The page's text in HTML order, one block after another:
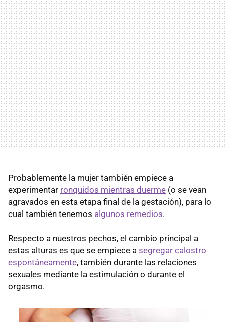
Probablemente la mujer también empiece a
experimentar ronquidos mientras duerme (o se vean
agravados en esta etapa final de la gestación), para lo
cual también tenemos algunos remedios.
Respecto a nuestros pechos, el cambio principal a
estas alturas es que se empiece a segregar calostro
espontáneamente, también durante las relaciones
sexuales mediante la estimulación o durante el
orgasmo.